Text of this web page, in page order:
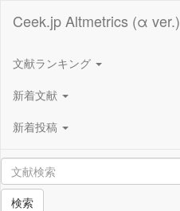
Ceek.jp Altmetrics (α ver.)
文献ランキング
新着文献
新着投稿
検索